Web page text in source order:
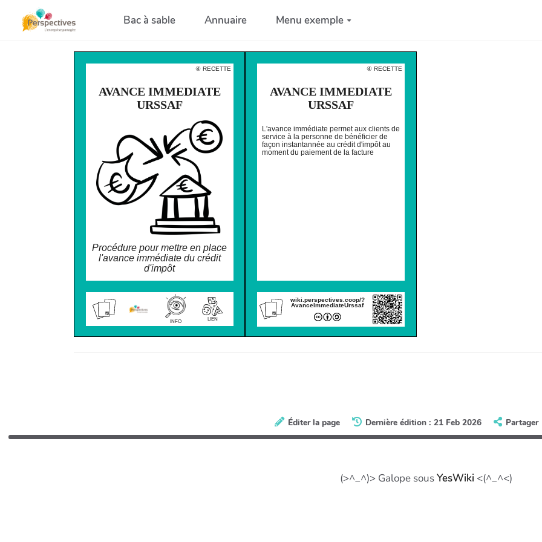
Aller au contenu principalBac à sable Annuaire Menu exemple
④ RECETTE
AVANCE IMMEDIATE
URSSAF
Procédure pour mettre en place
l'avance immédiate du crédit
d'impôt
INFO
LIEN
④ RECETTE
AVANCE IMMEDIATE
URSSAF
L'avance immédiate permet aux clients de
service à la personne de bénéficier de
façon instantannée au crédit d'impôt au
moment du paiement de la facture
wiki.perspectives.coop/?
AvanceImmediateUrssaf
Éditer la page Dernière édition : 21 Feb 2026 Partager
(>^_^)> Galope sousYesWiki <(^_^<)